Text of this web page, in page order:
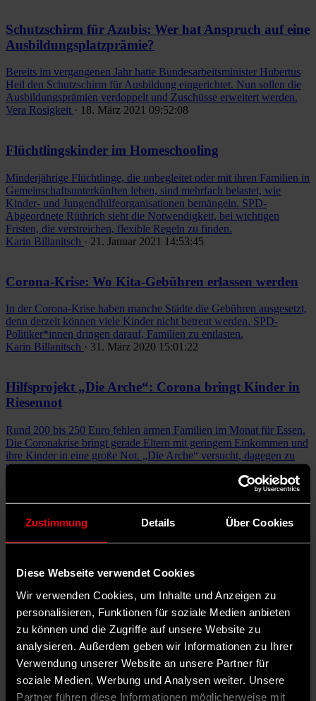
Zustimmung Details Über Cookies
Diese Webseite verwendet Cookies
Wir verwenden Cookies, um Inhalte und Anzeigen zu
personalisieren, Funktionen für soziale Medien anbieten
zu können und die Zugriffe auf unsere Website zu
analysieren. Außerdem geben wir Informationen zu Ihrer
Verwendung unserer Website an unsere Partner für
soziale Medien, Werbung und Analysen weiter. Unsere
Partner führen diese Informationen möglicherweise mit
Schutzschirm für Azubis: Wer hat Anspruch auf eine
Ausbildungsplatzprämie?
Bereits im vergangenen Jahr hatte Bundesarbeitsminister Hubertus
Heil den Schutzschirm für Ausbildung eingerichtet. Nun sollen die
Ausbildungsprämien verdoppelt und Zuschüsse erweitert werden.
Vera Rosigkeit · 18. März 2021 09:52:08
Flüchtlingskinder im Homeschooling
Minderjährige Flüchtlinge, die unbegleitet oder mit ihren Familien in
Gemeinschaftsunterkünften leben, sind mehrfach belastet, wie
Kinder- und Jungendhilfeorganisationen bemängeln. SPD-
Abgeordnete Rüthrich sieht die Notwendigkeit, bei wichtigen
Fristen, die verstreichen, flexible Regeln zu finden.
Karin Billanitsch · 21. Januar 2021 14:53:45
Corona-Krise: Wo Kita-Gebühren erlassen werden
In der Corona-Krise haben manche Städte die Gebühren ausgesetzt,
denn derzeit können viele Kinder nicht betreut werden. SPD-
Politiker*innen dringen darauf, Familien zu entlasten.
Karin Billanitsch · 31. März 2020 15:01:22
Hilfsprojekt „Die Arche“: Corona bringt Kinder in
Riesennot
Rund 200 bis 250 Euro fehlen armen Familien im Monat für Essen.
Die Coronakrise bringt gerade Eltern mit geringem Einkommen und
ihre Kinder in eine große Not. „Die Arche“ versucht, dagegen zu
halten.
Aktuelles
Mehr Anerkennung für das Ehrenamt
Gesellschaft will der Deutsche Caritasverband freiwilliges
Attraktivität des Ehrenamtes steigern.
Karin Billanitsch· 17. Januar 2020 13:01:47
Studie: Warum die Kinderarmut in Deutschland
zugenommen hat
Die soziale Ungleichheit zwischen armen und reichen Familien in